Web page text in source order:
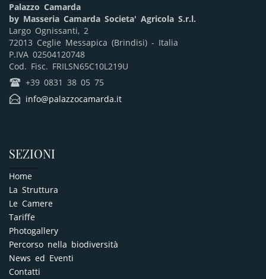
Palazzo Camarda
by Masseria Camarda Societa' Agricola S.r.l.
Largo Ognissanti, 2
72013 Ceglie Messapica (Brindisi) - Italia
P.IVA 02504120748
Cod. Fisc. FRILSN65C10L219U
q +39 0831 38 05 75
E info@palazzocamarda.it
SEZIONI
Home
La Struttura
Le Camere
Tariffe
Photogallery
Percorso nella biodiversità
News ed Eventi
Contatti